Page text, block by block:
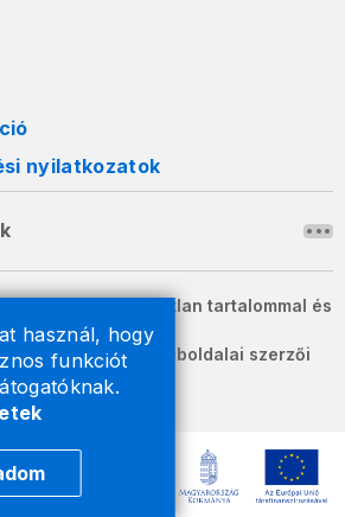
használ, hogy
funkciót
nyilatkozatok
információk változatlan tartalommal és
és Vámhivatal weboldalai szerzői